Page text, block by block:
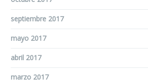
septiembre 2017
mayo 2017
abril 2017
marzo 2017